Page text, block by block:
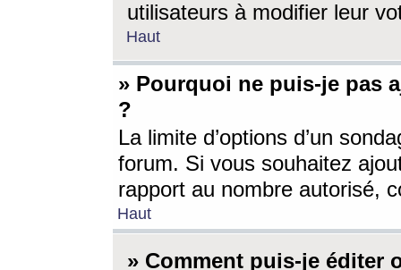
utilisateurs à modifier leur
Haut
» Pourquoi ne puis-je pas
?
La limite d’options d’un
forum. Si vous souhaitez
rapport au nombre autorisé,
Haut
» Comment puis-je éditer